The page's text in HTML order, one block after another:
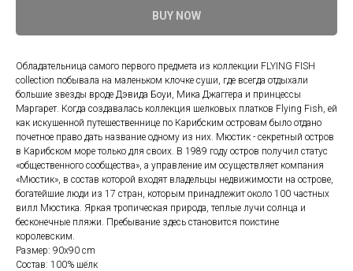
BUY NOW
Обладательница самого первого предмета из коллекции FLYING FISH
collection побывала на маленьком клочке суши, где всегда отдыхали
большие звезды вроде Дэвида Боуи, Мика Джаггера и принцессы
Маргарет. Когда создавалась коллекция шелковых платков Flying Fish, ей
как искушенной путешественнице по Карибским островам было отдано
почетное право дать название одному из них. Мюстик - секретный остров
в Карибском море только для своих. В 1989 году остров получил статус
«общественного сообщества», а управление им осуществляет компания
«Мюстик», в состав которой входят владельцы недвижимости на острове,
богатейшие люди из 17 стран, которым принадлежит около 100 частных
вилл Мюстика. Яркая тропическая природа, теплые лучи солнца и
бесконечные пляжи. Пребывание здесь становится поистине
королевским.
Размер: 90x90 cm
Состав: 100% шёлк